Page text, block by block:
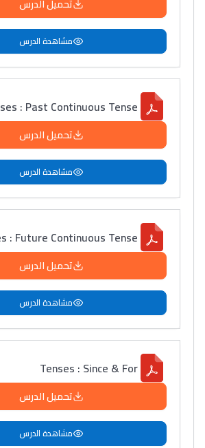
تحميل الدرس
مشاهدة الدرس
: Past Continuous Tense
تحميل الدرس
مشاهدة الدرس
: Future Continuous Tense
تحميل الدرس
مشاهدة الدرس
Tenses : Since & For
تحميل الدرس
مشاهدة الدرس